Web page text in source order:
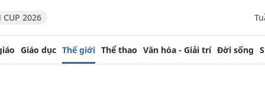
CUP 2026
Giáo dục Thế giới Thể thao Văn hóa - Giải trí Đời sống